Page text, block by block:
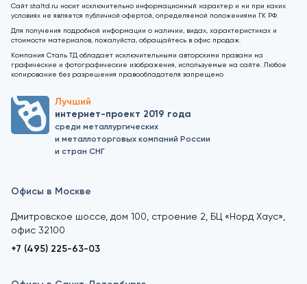
Сайт staltd.ru носит исключительно информационный характер и ни при каких
условиях не является публичной офертой, определяемой положениями ГК РФ.
Для получения подробной информации о наличии, видах, характеристиках и
стоимости материалов, пожалуйста, обращайтесь в офис продаж.
Компания Сталь ТД обладает исключительными авторскими правами на
графические и фотографические изображения, используемые на сайте. Любое
копирование без разрешения правообладателя запрещено
Лучший
интернет-проект 2019 года
среди металлургических
и металлоторговых компаний России
и стран СНГ
Офисы в Москве
Дмитровское шоссе, дом 100, строение 2, БЦ «Норд Хаус»,
офис 32100
+7 (495) 225-63-03